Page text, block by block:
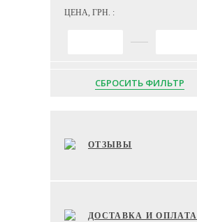
ЦЕНА, ГРН. :
СБРОСИТЬ ФИЛЬТР
ОТЗЫВЫ
ДОСТАВКА И ОПЛАТА